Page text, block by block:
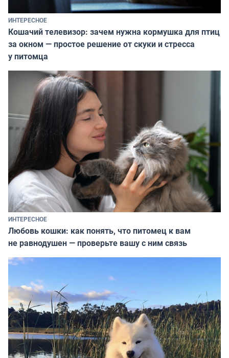
ИНТЕРЕСНОЕ
Кошачий телевизор: зачем нужна кормушка для птиц
за окном — простое решение от скуки и стресса
у питомца
ИНТЕРЕСНОЕ
Любовь кошки: как понять, что питомец к вам
не равнодушен — проверьте вашу с ним связь